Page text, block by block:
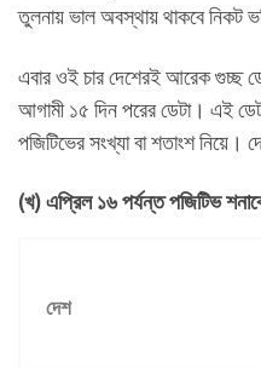
তুলনায় ভাল অবস্থায় থাকবে নিকট
এবার ওই চার দেশেরই আরেক গুচ্ছ
আগামী ১৫ দিন পরের ডেটা। এই
পজিটিভের সংখ্যা বা শতাংশ নিয়ে।
(খ) এপ্রিল ১৬ পর্যন্ত পজিটিভ
দেশ